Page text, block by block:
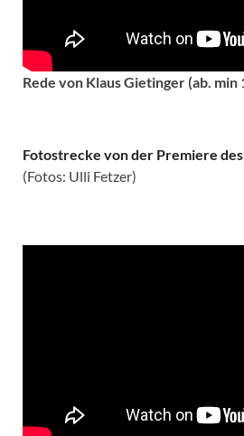
Rede von Klaus Gietinger (ab. min
Fotostrecke von der Premiere
(Fotos: Ulli Fetzer)